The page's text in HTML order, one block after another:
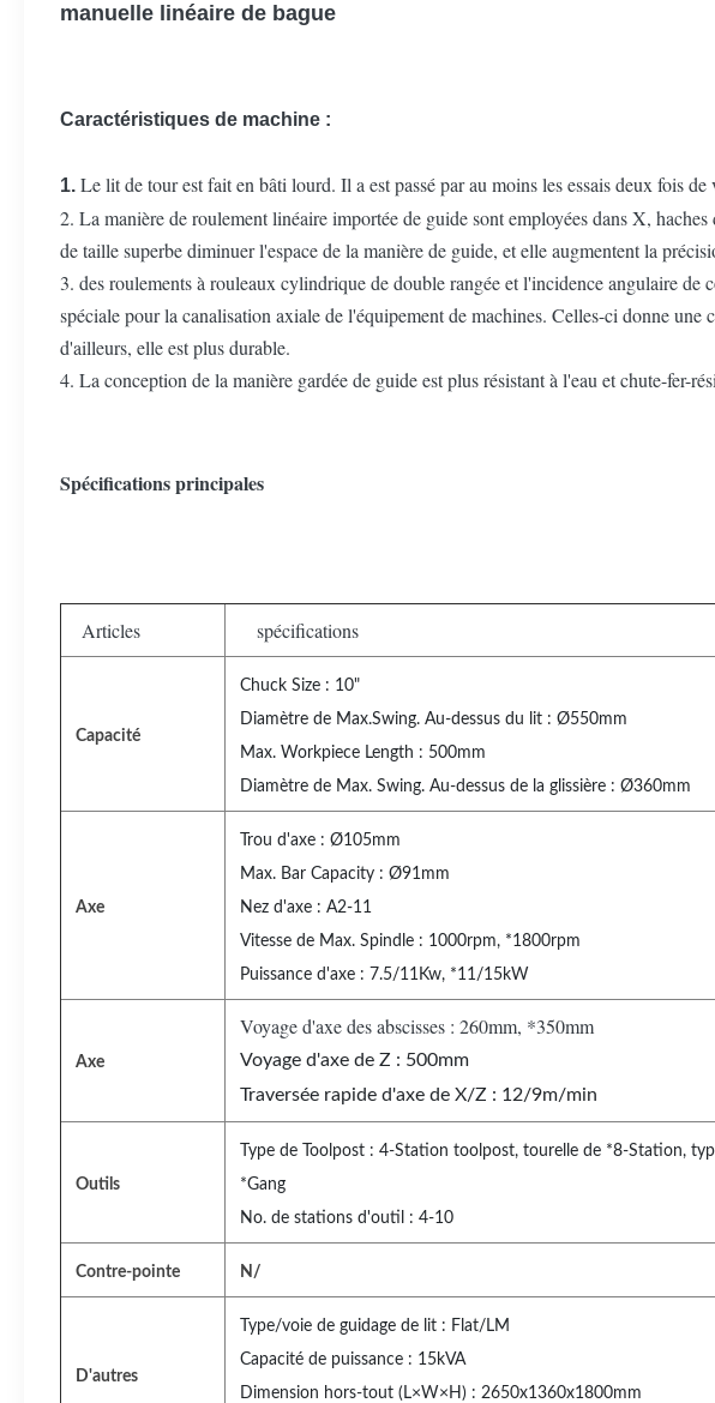
manuelle linéaire de bague
Caractéristiques de machine :
1. Le lit de tour est fait en bâti lourd. Il a est passé par au moins les essais deux fois
2. La manière de roulement linéaire importée de guide sont employées dans X,
de taille superbe diminuer l'espace de la manière de guide, et elle augmentent la
3. des roulements à rouleaux cylindrique de double rangée et l'incidence angulaire
spéciale pour la canalisation axiale de l'équipement de machines. Celles-ci donne
d'ailleurs, elle est plus durable.
4. La conception de la manière gardée de guide est plus résistant à l'eau et chute-fer-
Spécifications principales
Articles spécifications
Capacité
Chuck Size : 10"
Diamètre de Max.Swing. Au-dessus du lit : Ø550mm
Max. Workpiece Length : 500mm
Diamètre de Max. Swing. Au-dessus de la glissière : Ø360mm
Axe
Trou d'axe : Ø105mm
Max. Bar Capacity : Ø91mm
Nez d'axe : A2-11
Vitesse de Max. Spindle : 1000rpm, *1800rpm
Puissance d'axe : 7.5/11Kw, *11/15kW
Axe
Voyage d'axe des abscisses : 260mm, *350mm
Voyage d'axe de Z : 500mm
Traversée rapide d'axe de X/Z : 12/9m/min
Outils
Type de Toolpost : 4-Station toolpost, tourelle de *8-Station,
*Gang
No. de stations d'outil : 4-10
Contre-pointe N/
D'autres
Type/voie de guidage de lit : Flat/LM
Capacité de puissance : 15kVA
Dimension hors-tout (L×W×H) : 2650x1360x1800mm